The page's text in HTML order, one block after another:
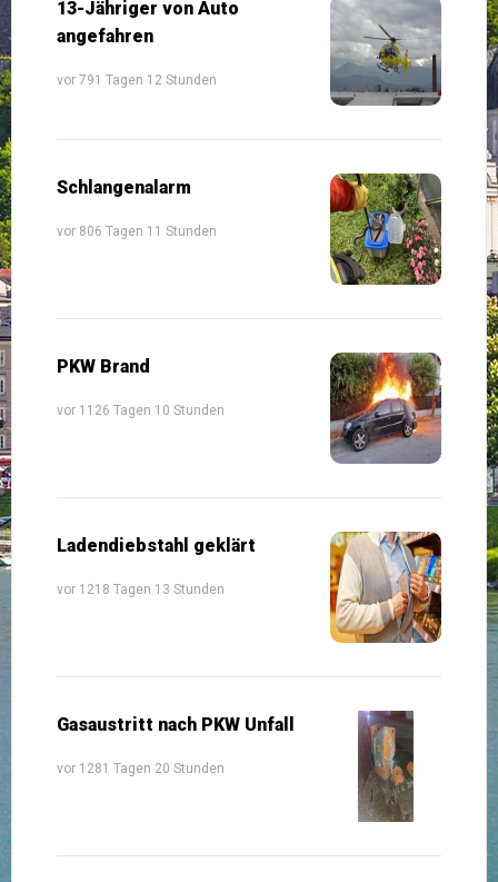
13-Jähriger von Auto
angefahren
vor 791 Tagen 12 Stunden
Schlangenalarm
vor 806 Tagen 11 Stunden
PKW Brand
vor 1126 Tagen 10 Stunden
Ladendiebstahl geklärt
vor 1218 Tagen 13 Stunden
Gasaustritt nach PKW Unfall
vor 1281 Tagen 20 Stunden